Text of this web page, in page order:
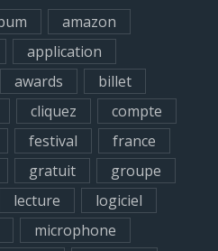
amazon
application
awards
billet
cliquez
compte
festival
france
gratuit
groupe
lecture
logiciel
microphone